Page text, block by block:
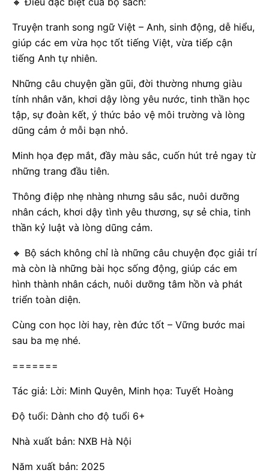
Truyện tranh song ngữ Việt – Anh, sinh động, dễ hiểu,
giúp các em vừa học tốt tiếng Việt, vừa tiếp cận
tiếng Anh tự nhiên.
Những câu chuyện gần gũi, đời thường nhưng giàu
tính nhân văn, khơi dậy lòng yêu nước, tinh thần học
tập, sự đoàn kết, ý thức bảo vệ môi trường và lòng
dũng cảm ở mỗi bạn nhỏ.
Minh họa đẹp mắt, đầy màu sắc, cuốn hút trẻ ngay từ
những trang đầu tiên.
Thông điệp nhẹ nhàng nhưng sâu sắc, nuôi dưỡng
nhân cách, khơi dậy tình yêu thương, sự sẻ chia, tinh
thần kỷ luật và lòng dũng cảm.
🔸 Bộ sách không chỉ là những câu chuyện đọc giải trí
mà còn là những bài học sống động, giúp các em
hình thành nhân cách, nuôi dưỡng tâm hồn và phát
triển toàn diện.
Cùng con học lời hay, rèn đức tốt – Vững bước mai
sau ba mẹ nhé.
=======
Tác giả: Lời: Minh Quyên, Minh họa: Tuyết Hoàng
Độ tuổi: Dành cho độ tuổi 6+
Nhà xuất bản: NXB Hà Nội
Năm xuất bản: 2025